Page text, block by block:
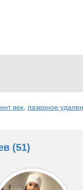
век, лазерное
(51)